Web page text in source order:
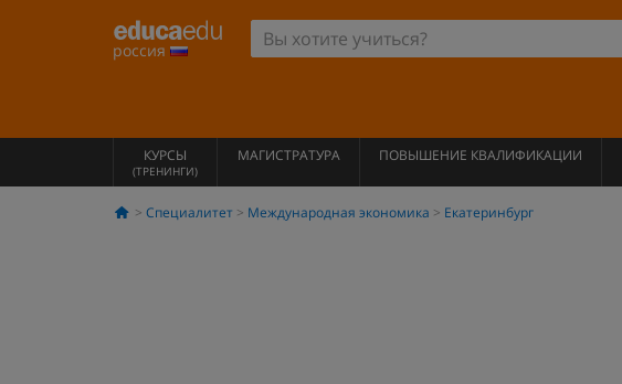
россия
КУРСЫ
(ТРЕНИНГИ)
МАГИСТРАТУРА ПОВЫШЕНИЕ КВАЛИФИКАЦИИ
Специалитет Международная экономика Екатеринбург